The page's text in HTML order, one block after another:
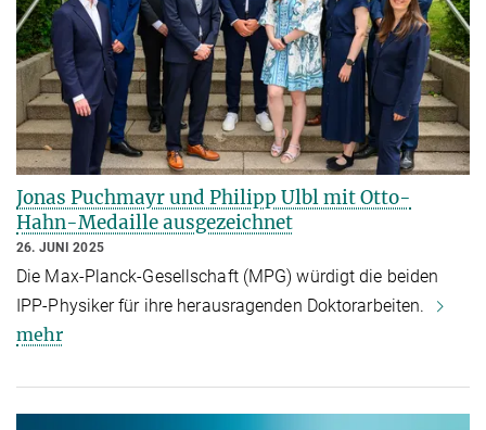
Jonas Puchmayr und Philipp Ulbl mit Otto-
Hahn-Medaille ausgezeichnet
26. JUNI 2025
Die Max-Planck-Gesellschaft (MPG) würdigt die beiden
IPP-Physiker für ihre herausragenden Doktorarbeiten.
mehr